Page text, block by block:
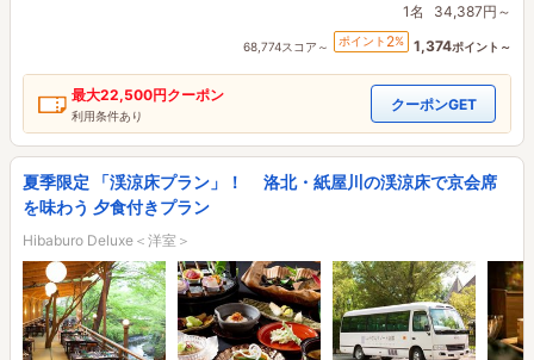
1名 34,387円～
68,774スコア～ ポイント 2% 1,374ポイント～
最大22,500円クーポン
利用条件あり
クーポンGET
夏季限定 「渓涼床プラン」！ 洛北・紙屋川の渓涼床で京会席
を味わう 夕食付きプラン
Hibaburo Deluxe＜洋室＞